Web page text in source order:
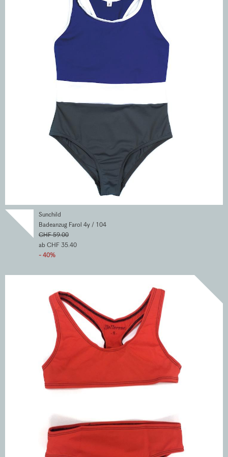
Sunchild
Badeanzug Farol 4y / 104
CHF 59.00
ab CHF 35.40
- 40%